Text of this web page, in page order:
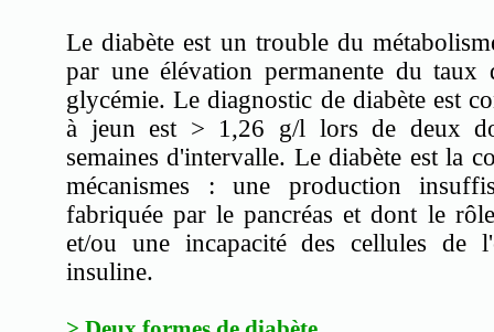
Le diabète est un trouble du
par une élévation permanente du taux
glycémie. Le diagnostic de diabète est
à jeun est > 1,26 g/l lors de deux
semaines d'intervalle. Le diabète est la
mécanismes : une production
fabriquée par le pancréas et dont le
et/ou une incapacité des cellules de
insuline.